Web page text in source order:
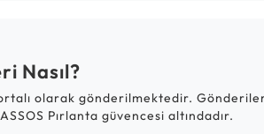
Nasıl?
olarak gönderilmektedir.
Pırlanta güvencesi altındadır.